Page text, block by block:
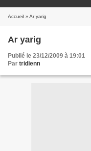
Accueil » Ar yarig
Ar yarig
Publié le 23/12/2009 à 19:01
Par tridienn